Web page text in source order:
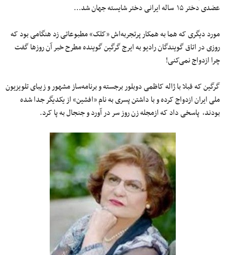
عضدی دختر ۱۵ ساله ایرانی دختر شایسته جهان شد…
مورد دیگری که هما به همکار پرتجربه‌اش «کلک» مطبوعاتی زد هنگامی بود که
روزی در اتاق گویندگان رادیو به ایرج گرگین گوینده مطرح خبر آن روزها گفت
چرا ازدواج نمی‌کنی!
گرگین که قبلا با ژاله کاظمی دوبلور برجسته و برنامه‌ساز مشهور و زیبای تلویزیون
ملی ایران ازدواج کرده و با داشتن پسری به نام «افشین» از یکدیگر جدا شده
بودند، پاسخی داد که ازمجله زن روز سر در آورد و جنجال به پا کرد.